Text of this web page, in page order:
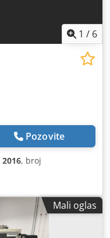
1 / 6
Pozovite
2016, broj
Mali oglas